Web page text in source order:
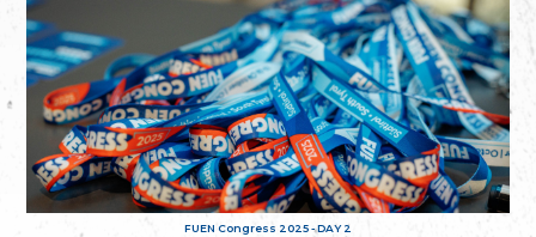
FUEN Congress 2025 - DAY 2